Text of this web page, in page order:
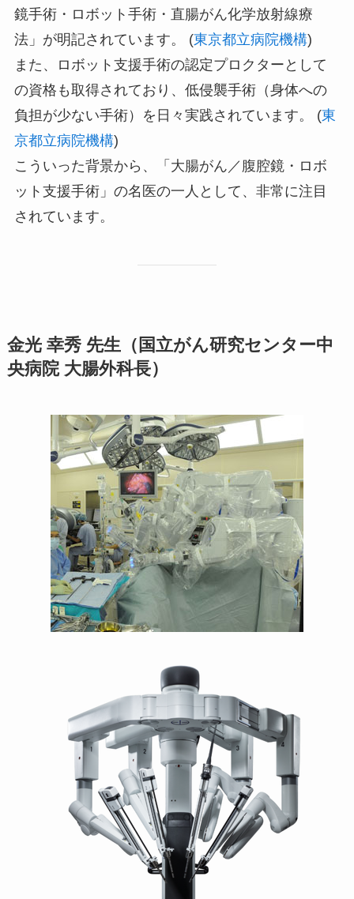
鏡手術・ロボット手術・直腸がん化学放射線療
法」が明記されています。 (東京都立病院機構)
また、ロボット支援手術の認定プロクターとして
の資格も取得されており、低侵襲手術（身体への
負担が少ない手術）を日々実践されています。 (東
京都立病院機構)
こういった背景から、「大腸がん／腹腔鏡・ロボ
ット支援手術」の名医の一人として、非常に注目
されています。
金光 幸秀 先生（国立がん研究センター中
央病院 大腸外科長）